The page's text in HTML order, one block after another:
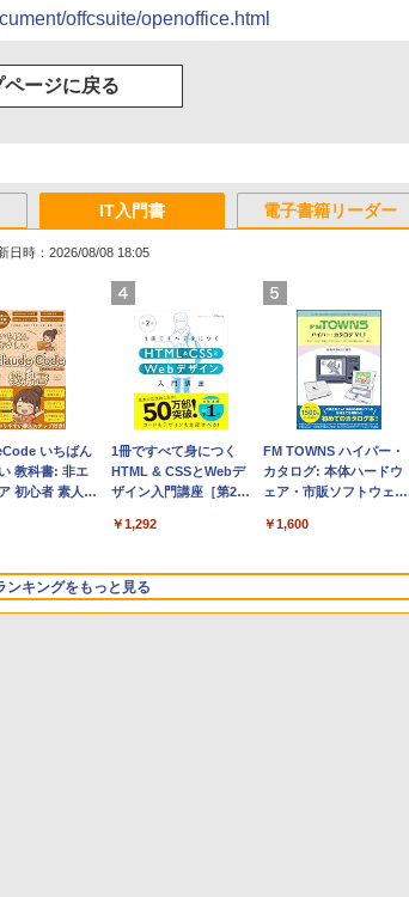
offcsuite/openoffice.html
ページに戻る
MacBook
ップ搭載13イ
トブック：AI
チLiquid
ニファイドメモ
SSDストレー
センターフレ
【Amazon.co.jp限定】
HP ノートパソコン 15-
fd 15.6インチ 16GBメ
テル Core 5
￥129,800
FMV ノートパソコン
WE1-K3 (MS 365
Personal/Copilotキー搭
i5/16GB/SSD 512GB/ホ
FMVWK3E15W_AZ
￥139,880
Office
Business
新 永続版)|オン
、
Robloxギフトカード -
2,000 Robux 【限定バ
ーチャルアイテムを含
ムコード】 ロブロック
版
￥3,200
Windows版 | Minecraft
(マインクラフト): Java &
Bedrock Edition | オンラ
￥3,600
IT入門書
日時：2026/08/08 18:05
いちばん
教科書: 非エ
初心者 素人
業にもコンテ
非エンジニア
AIコーディン
リーズ
1冊ですべて身につく
HTML & CSSとWebデ
ザイン入門講座［第2
￥1,292
FM TOWNS ハイパー・
カタログ: 本体ハードウ
ェア・市販ソフトウェア
最新エミュレータ紹介
￥1,600
ンキングをもっと見る
電子書籍リーダー